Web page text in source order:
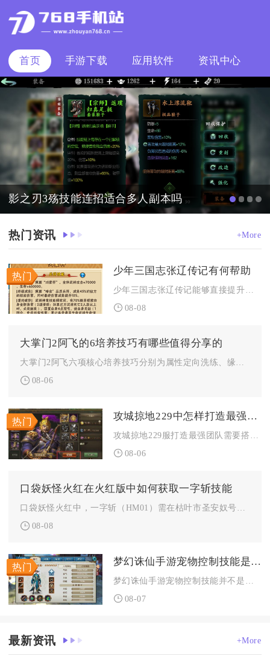
首页 手游下载 应用软件 资讯中心
影之刃3殇技能连招适合多人副本吗
热门资讯 +More
少年三国志张辽传记有何帮助
08-08
大掌门2阿飞的6培养技巧有哪些值得分享的
大掌门2阿飞六项核心培养技巧分别为属性定向洗练、缘分精准搭配...
08-06
攻城掠地229中怎样打造最强团队
08-06
口袋妖怪火红在火红版中如何获取一字斩技能
口袋妖怪火红中，一字斩（HM01）需在枯叶市圣安奴号游轮上获...
08-08
梦幻诛仙手游宠物控制技能是必须掌握的吗
08-07
最新资讯 +More